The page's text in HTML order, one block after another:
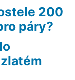
200
páry?